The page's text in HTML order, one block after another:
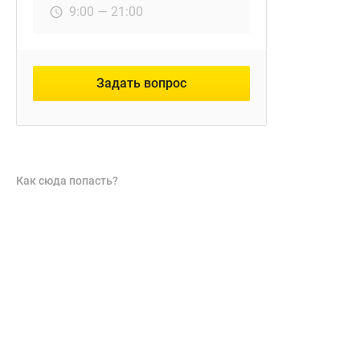
9:00 — 21:00
Задать вопрос
Как сюда попасть?